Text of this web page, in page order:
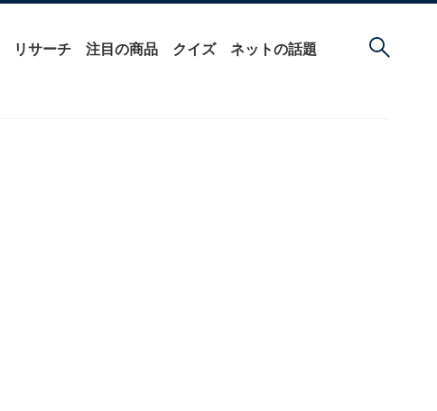
リサーチ 注目の商品 クイズ ネットの話題